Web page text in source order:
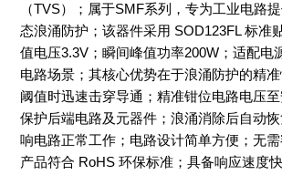
（TVS）；属于SMF系列，专为工业电路
态浪涌防护；该器件采用 SOD123FL 标准
值电压3.3V；瞬间峰值功率200W；适配电
电路场景；其核心优势在于浪涌防护的精
阈值时迅速击穿导通；精准钳位电路电压
保护后端电路及元器件；浪涌消除后自动
响电路正常工作；电路设计简单方便；无需
产品符合 RoHS 环保标准；具备响应速度